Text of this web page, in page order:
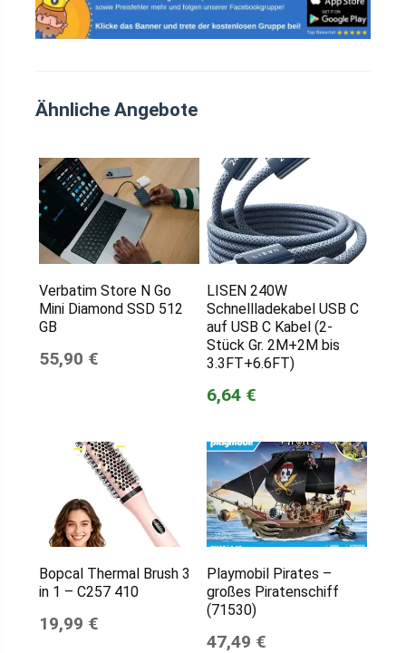
Ähnliche Angebote
Verbatim Store N Go
Mini Diamond SSD 512
GB
55,90 €
LISEN 240W
Schnellladekabel USB C
auf USB C Kabel (2-
Stück Gr. 2M+2M bis
3.3FT+6.6FT)
6,64 €
Bopcal Thermal Brush 3
in 1 – C257 410
19,99 €
Playmobil Pirates –
großes Piratenschiff
(71530)
47,49 €